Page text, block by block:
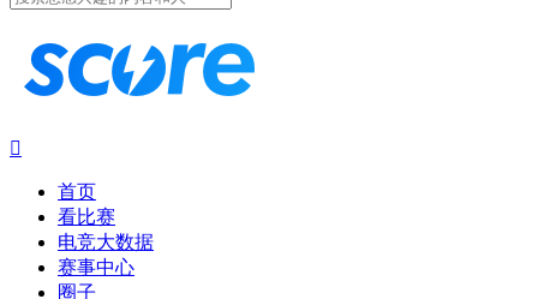

首页
看比赛
电竞大数据
赛事中心
圈子